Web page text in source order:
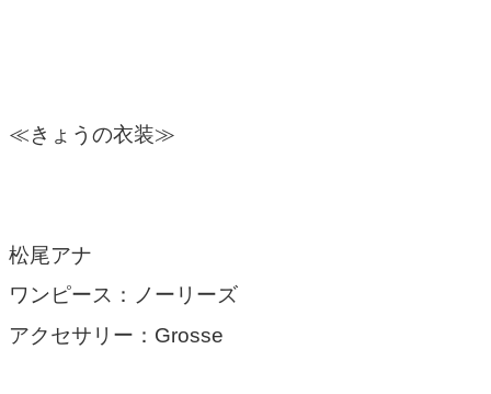
≪きょうの衣装≫
松尾アナ
ワンピース：ノーリーズ
アクセサリー：Grosse